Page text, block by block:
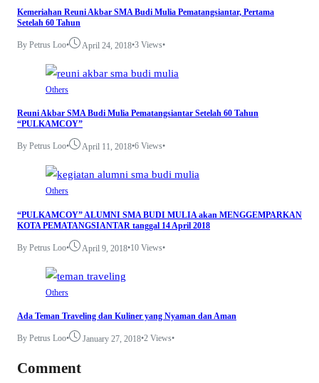
Kemeriahan Reuni Akbar SMA Budi Mulia Pematangsiantar, Pertama
Setelah 60 Tahun
By Petrus Loo• April 24, 2018•3 Views•
Others
Reuni Akbar SMA Budi Mulia Pematangsiantar Setelah 60 Tahun
“PULKAMCOY”
By Petrus Loo• April 11, 2018•6 Views•
Others
“PULKAMCOY” ALUMNI SMA BUDI MULIA akan MENGGEMPARKAN
KOTA PEMATANGSIANTAR tanggal 14 April 2018
By Petrus Loo• April 9, 2018•10 Views•
Others
Ada Teman Traveling dan Kuliner yang Nyaman dan Aman
By Petrus Loo• January 27, 2018•2 Views•
Comment